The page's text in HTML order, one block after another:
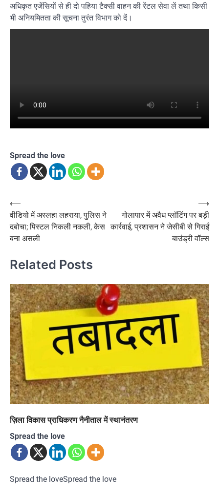
अधिकृत एजेंसियों से ही दो पहिया टैक्सी वाहन की रेंटल सेवा लें तथा किसी
भी अनियमितता की सूचना तुरंत विभाग को दें।
Spread the love
Post
navigation
⟵
वीडियो में अस्लहा लहराया, पुलिस ने
दबोचा; पिस्टल निकली नकली, केस
बना असली
गोलापार में अवैध प्लॉटिंग पर बड़ी
कार्रवाई, प्रशासन ने जेसीबी से गिराईं
बाउंड्री वॉल्स
⟶
Related Posts
ज़िला विकास प्राधिकरण नैनीताल में स्थानंतरण
Spread the love
Spread the loveSpread the love